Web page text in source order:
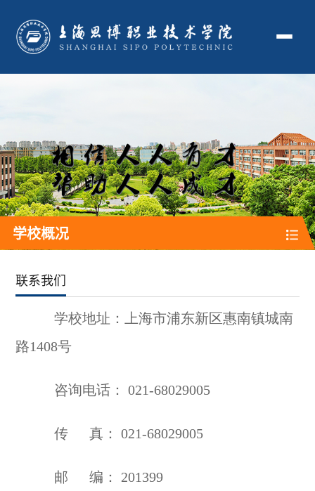
学校概况
联系我们
学校地址：上海市浦东新区惠南镇城南
路1408号
咨询电话： 021-68029005
传 真： 021-68029005
邮 编： 201399